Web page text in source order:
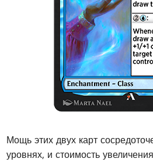
Мощь этих двух карт
уровнях, и стоимость